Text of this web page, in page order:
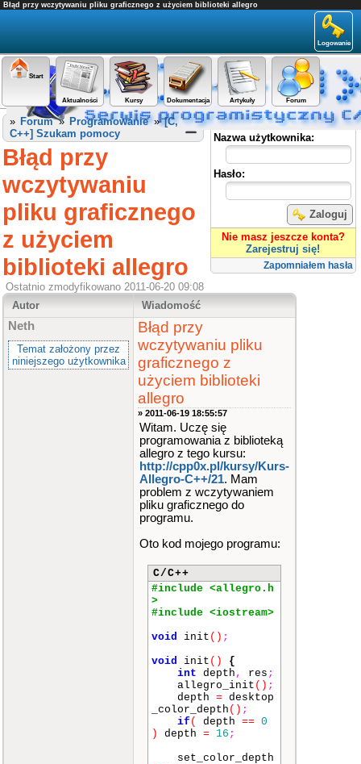
Błąd przy wczytywaniu pliku graficznego z użyciem biblioteki allegro
Logowanie
Start
Aktualności Kursy Dokumentacja Artykuły Forum
Panel użytkownika
Nazwa użytkownika:
Hasło:
Zaloguj
Nie masz jeszcze konta?
Zarejestruj się!
Zapomniałem hasła
» Forum» Programowanie»[C,
C++] Szukam pomocy
Błąd przy
wczytywaniu
pliku graficznego
z użyciem
biblioteki allegro
Ostatnio zmodyfikowano 2011-06-20 09:08
Autor
Wiadomość
Neth
Temat założony przez
niniejszego użytkownika
Błąd przy
wczytywaniu pliku
graficznego z
użyciem biblioteki
allegro
» 2011-06-19 18:55:57
Witam. Uczę się
programowania z biblioteką
allegro z tego kursu:
http://cpp0x.pl/kursy/Kurs-
Allegro-C++/21. Mam
problem z wczytywaniem
pliku graficznego do
programu.
Oto kod mojego programu:
C/C++
#include <allegro.h
>
#include <iostream>
void init () ;
void init ()
{
int depth , res ;
allegro_init () ;
depth = desktop
_color_depth () ;
if ( depth == 0
)
depth = 16 ;
set_color_depth